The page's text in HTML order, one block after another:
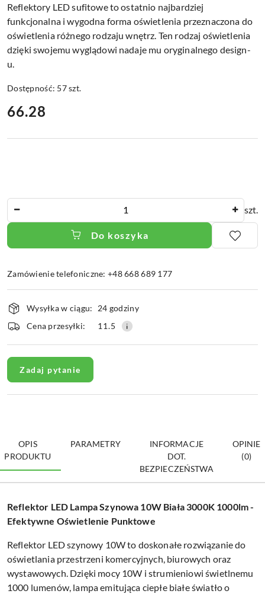
Reflektory LED sufitowe to ostatnio najbardziej
funkcjonalna i wygodna forma oświetlenia przeznaczona do
oświetlenia różnego rodzaju wnętrz. Ten rodzaj oświetlenia
dzięki swojemu wyglądowi nadaje mu oryginalnego design-
u.
Dostępność: 57szt.
cena:
66.28
szt.
Do koszyka
Zamówienie telefoniczne: +48 668 689 177
Dostępność
i
dostawa
Wysyłka w ciągu:
24 godziny
Cena przesyłki:
11.5
Zadaj pytanie
OPIS
PRODUKTU
PARAMETRY
INFORMACJE
DOT.
BEZPIECZEŃSTWA
OPINIE
(0)
Reflektor LED Lampa Szynowa 10W Biała 3000K 1000lm -
Efektywne Oświetlenie Punktowe
Reflektor LED szynowy 10W to doskonałe rozwiązanie do
oświetlania przestrzeni komercyjnych, biurowych oraz
wystawowych. Dzięki mocy 10W i strumieniowi świetlnemu
1000 lumenów, lampa emitująca ciepłe białe światło o